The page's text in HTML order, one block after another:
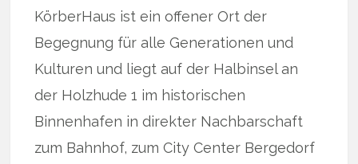
KörberHaus ist ein offener Ort der
Begegnung für alle Generationen und
Kulturen und liegt auf der Halbinsel an
der Holzhude 1 im historischen
Binnenhafen in direkter Nachbarschaft
zum Bahnhof, zum City Center Bergedorf